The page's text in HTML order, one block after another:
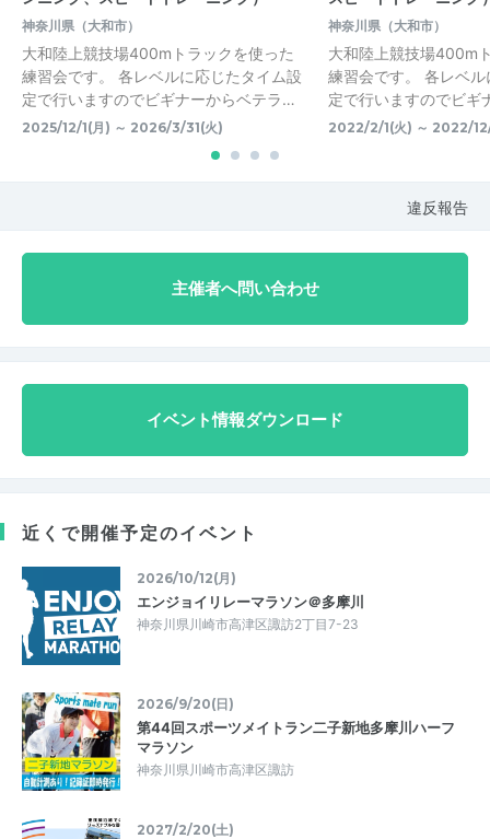
神奈川県（大和市）
大和陸上競技場400mトラックを使った
練習会です。 各レベルに応じたタイム設
定で行いますのでビギナーからベテラ…
2025/12/1(月) ～ 2026/3/31(火)
神奈川県（大和市）
大和陸上競技場400m
練習会です。 各レベ
定で行いますのでビギ
2022/2/1(火) ～ 2022/
違反報告
主催者へ問い合わせ
イベント情報ダウンロード
近くで開催予定のイベント
2026/10/12(月)
エンジョイリレーマラソン＠多摩川
神奈川県川崎市高津区諏訪2丁目7-23
2026/9/20(日)
第44回スポーツメイトラン二子新地多摩川ハーフ
マラソン
神奈川県川崎市高津区諏訪
2027/2/20(土)